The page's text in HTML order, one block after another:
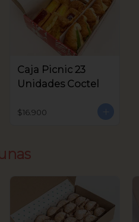
Caja Picnic 23
Unidades Coctel
$16.900